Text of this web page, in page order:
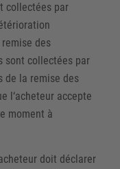
collectées par
des
sont collectées par
de la remise des
l‘acheteur accepte
moment à
doit déclarer